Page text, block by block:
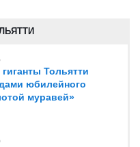
Тольятти
юбилейного
муравей»